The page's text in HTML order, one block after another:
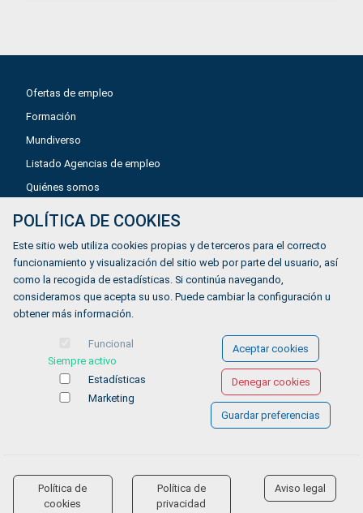
Ofertas de empleo
Formación
Mundiverso
Listado Agencias de empleo
Quiénes somos
Política de privacidad
Política de Cookies
Accesibilidad
© COPYRIGHT 2026 Gestionándote.com
POLÍTICA DE COOKIES
Este sitio web utiliza cookies propias y de terceros para el correcto
funcionamiento y visualización del sitio web por parte del usuario, así
como la recogida de estadísticas. Si continúa navegando,
consideramos que acepta su uso. Puede cambiar la configuración u
obtener más información.
Funcional
Siempre activo
Estadísticas
Marketing
Aceptar cookies
Denegar cookies
Guardar preferencias
Política de
cookies
Política de
privacidad
Aviso legal